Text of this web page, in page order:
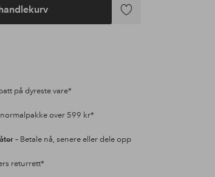
Legg
på dyreste vare*
over 599 kr*
– Betale nå, senere eller dele opp
returrett*